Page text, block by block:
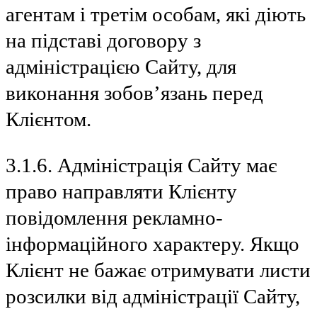
агентам і третім особам, які діють
на підставі договору з
адміністрацією Сайту, для
виконання зобов’язань перед
Клієнтом.
3.1.6. Адміністрація Сайту має
право направляти Клієнту
повідомлення рекламно-
інформаційного характеру. Якщо
Клієнт не бажає отримувати листи
розсилки від адміністрації Сайту,